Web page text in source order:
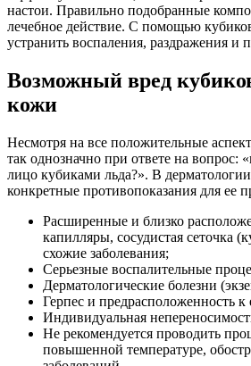
настои. Правильно подобранные
лечебное действие. С помощью
устранить воспаления, раздражения
Возможный вред
кожи
Несмотря на все положительные
так однозначно при ответе на вопрос:
лицо кубиками льда?». В
конкретные противопоказания для ее
Расширенные и близко
капилляры, сосудистая сеточка
схожие заболевания;
Серьезные воспалительные
Дерматологические болезни
Герпес и предрасположенность
Индивидуальная
Не рекомендуется проводить
повышенной температуре,